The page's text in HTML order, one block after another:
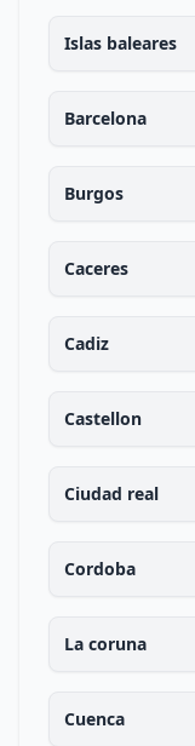
Islas baleares
Barcelona
Burgos
Caceres
Cadiz
Castellon
Ciudad real
Cordoba
La coruna
Cuenca